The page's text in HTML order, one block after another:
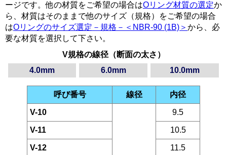
ージです。他の材質をご希望の場合はOリング材質の選定か
ら、材質はそのままで他のサイズ（規格）をご希望の場合
はOリングのサイズ選定－規格－＜NBR-90 (1B)＞ から、必
要な材質を選択して下さい。
V規格の線径（断面の太さ）
4.0mm
6.0mm 10.0mm
呼び番号 線径 内径
V-10 9.5
V-11 10.5
V-12 11.5